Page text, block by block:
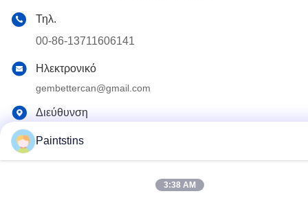
Τηλ.
00-86-13711606141
Ηλεκτρονικό
gembettercan@gmail.com
Διεύθυνση
επαρχία Guangdong, Κίνα.
Πολιτική μυστικότητας|Sitemap
Paintstins
3:38 AM